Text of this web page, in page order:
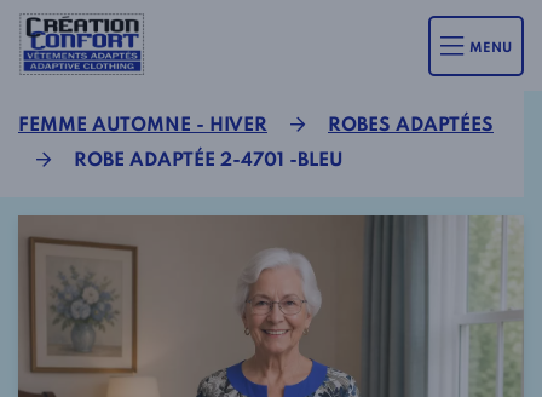
MENU
FEMME AUTOMNE - HIVER
ROBES ADAPTÉES
ROBE ADAPTÉE 2-4701 -BLEU